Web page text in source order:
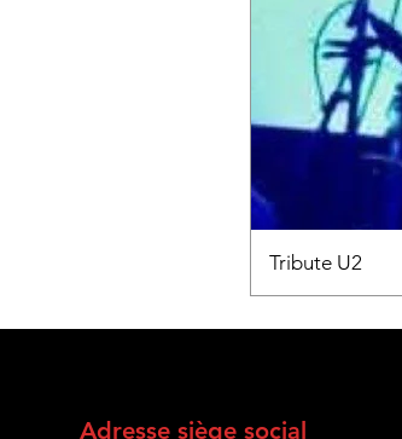
Tribute U2
Adresse siège social